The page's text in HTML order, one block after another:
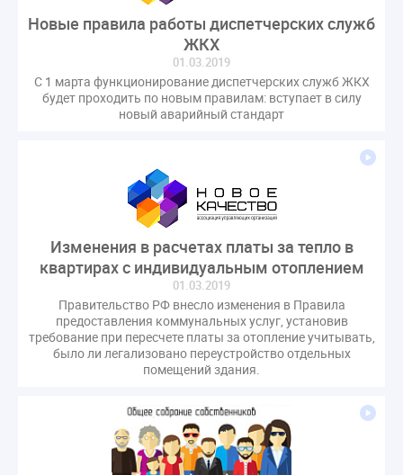
Малахов Конференция
Обсуждение
Пени за ЖКУ
Постановление Правительства РФ
Новое качество
ОСС
Правила
задолженность граждан
ГОСТ
Мероприятия
Персональные данные
Приказ
Сергей Пахомов
ЭкспертЖКХ
договор управления МКД
лицензия
управляющая компания
Интервью
УК
государственная дума
обращение
общее имущество
провайдеры
проверки ЖКХ
саморегулирование
управляющие организации
Альберт Короленко
Стандарты и качество
встреча
налоговая реформа
общее собрание собственников
ответственность
Новые правила работы диспетчерских служб
ЖКХ
01.03.2019
С 1 марта функционирование диспетчерских служб ЖКХ
будет проходить по новым правилам: вступает в силу
новый аварийный стандарт
Изменения в расчетах платы за тепло в
квартирах с индивидуальным отоплением
01.03.2019
Правительство РФ внесло изменения в Правила
предоставления коммунальных услуг, установив
требование при пересчете платы за отопление учитывать,
было ли легализовано переустройство отдельных
помещений здания.